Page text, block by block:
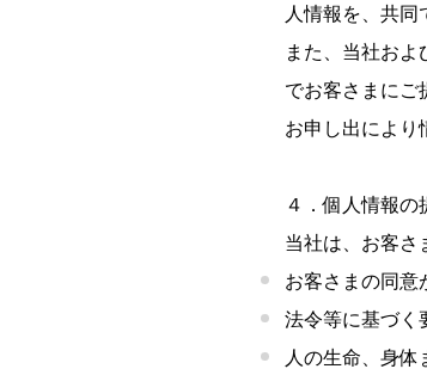
人情報を、共同
また、当社お
でお客さまにご
お申し出により
４．個人情報の
当社は、お客さ
お客さまの同意
法令等に基づく
人の生命、身